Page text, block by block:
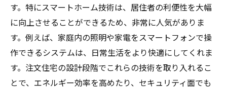
す。特にスマートホーム技術は、居住者の利便性を大幅
に向上させることができるため、非常に人気がありま
す。例えば、家庭内の照明や家電をスマートフォンで操
作できるシステムは、日常生活をより快適にしてくれま
す。注文住宅の設計段階でこれらの技術を取り入れるこ
とで、エネルギー効率を高めたり、セキュリティ面でも